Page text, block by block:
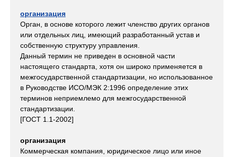
организация
Орган, в основе которого лежит членство других органов
или отдельных лиц, имеющий разработанный устав и
собственную структуру управления.
Данный термин не приведен в основной части
настоящего стандарта, хотя он широко применяется в
межгосударственной стандартизации, но использованное
в Руководстве ИСО/МЭК 2:1996 определение этих
терминов неприемлемо для межгосударственной
стандартизации.
[ГОСТ 1.1-2002]
организация
Коммерческая компания, юридическое лицо или иное